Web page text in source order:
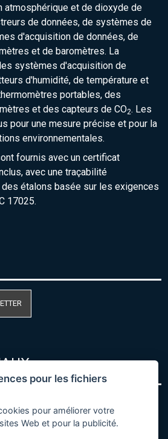
atmosphérique et de dioxyde de
de données, de systèmes de
d'acquisition de données, de
et de baromètres. La
systèmes d'acquisition de
d'humidité, de température et
portables, des
et des capteurs de CO2. Les
pour une mesure précise et pour la
environnementales.
fournis avec un certificat
avec une traçabilité
étalons basée sur les exigences
17025.
pour les fichiers
pour améliorer votre
Web et pour la publicité.